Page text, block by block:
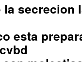
secrecion
esta